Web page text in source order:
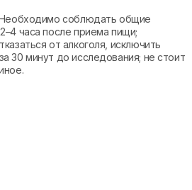
Необходимо соблюдать общие
часа после приема пищи;
от алкоголя, исключить
30 минут до исследования; не стоит